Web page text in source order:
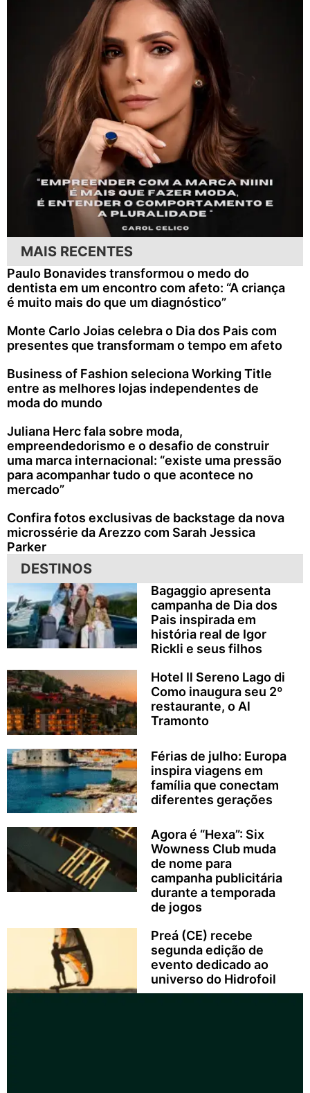
MAIS RECENTES
Paulo Bonavides transformou o medo do
dentista em um encontro com afeto: “A criança
é muito mais do que um diagnóstico”
Monte Carlo Joias celebra o Dia dos Pais com
presentes que transformam o tempo em afeto
Business of Fashion seleciona Working Title
entre as melhores lojas independentes de
moda do mundo
Juliana Herc fala sobre moda,
empreendedorismo e o desafio de construir
uma marca internacional: “existe uma pressão
para acompanhar tudo o que acontece no
mercado”
Confira fotos exclusivas de backstage da nova
microssérie da Arezzo com Sarah Jessica
Parker
DESTINOS
Bagaggio apresenta
campanha de Dia dos
Pais inspirada em
história real de Igor
Rickli e seus filhos
Hotel Il Sereno Lago di
Como inaugura seu 2º
restaurante, o Al
Tramonto
Férias de julho: Europa
inspira viagens em
família que conectam
diferentes gerações
Agora é “Hexa”: Six
Wowness Club muda
de nome para
campanha publicitária
durante a temporada
de jogos
Preá (CE) recebe
segunda edição de
evento dedicado ao
universo do Hidrofoil